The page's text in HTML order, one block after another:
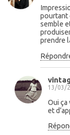
pourtant
semble
prendre
13/03/
Oui ça
et